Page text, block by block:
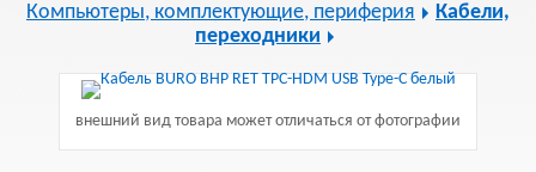
Компьютеры, комплектующие, периферия
Кабели,
переходники
внешний вид товара может отличаться от фотографии